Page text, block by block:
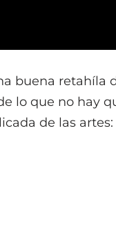
buena retahíla
lo que no hay
de las